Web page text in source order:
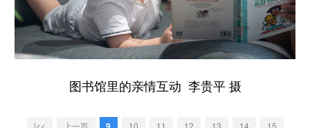
食品 人居 信息化 数字经济
学术中国 乡村振兴 银龄 溯源中国
图书馆里的亲情互动 李贵平 摄
|<< 上一页 10 11 12 13 14 15